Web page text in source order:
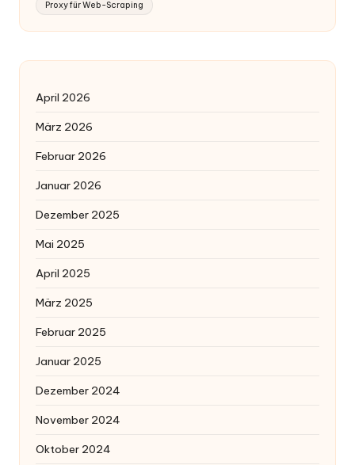
Proxy für Web-Scraping
April 2026
März 2026
Februar 2026
Januar 2026
Dezember 2025
Mai 2025
April 2025
März 2025
Februar 2025
Januar 2025
Dezember 2024
November 2024
Oktober 2024